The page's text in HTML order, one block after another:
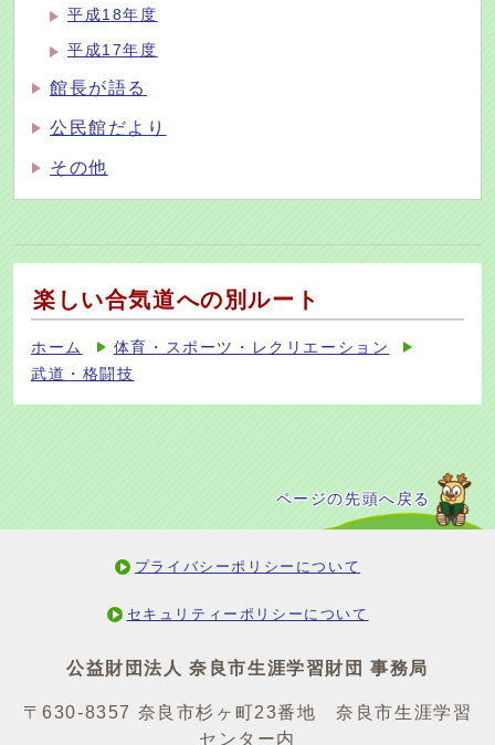
平成18年度
平成17年度
館長が語る
公民館だより
その他
楽しい合気道への別ルート
ホーム
体育・スポーツ・レクリエーション
武道・格闘技
ページの先頭へ戻る
プライバシーポリシーについて
セキュリティーポリシーについて
公益財団法人 奈良市生涯学習財団 事務局
〒630-8357 奈良市杉ヶ町23番地 奈良市生涯学習
センター内